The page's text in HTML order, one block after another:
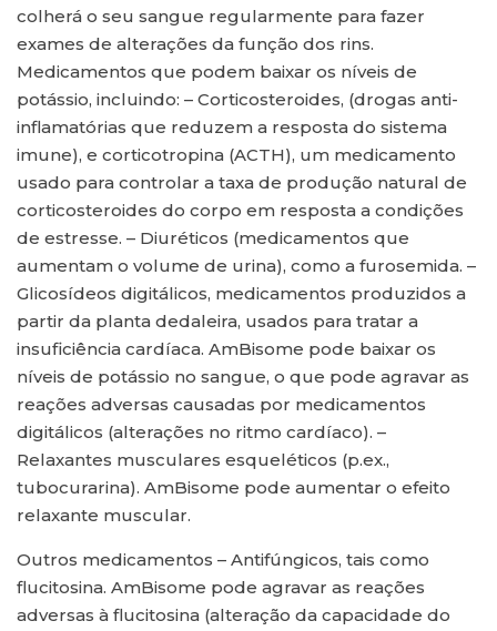
colherá o seu sangue regularmente para fazer
exames de alterações da função dos rins.
Medicamentos que podem baixar os níveis de
potássio, incluindo: – Corticosteroides, (drogas anti-
inflamatórias que reduzem a resposta do sistema
imune), e corticotropina (ACTH), um medicamento
usado para controlar a taxa de produção natural de
corticosteroides do corpo em resposta a condições
de estresse. – Diuréticos (medicamentos que
aumentam o volume de urina), como a furosemida. –
Glicosídeos digitálicos, medicamentos produzidos a
partir da planta dedaleira, usados para tratar a
insuficiência cardíaca. AmBisome pode baixar os
níveis de potássio no sangue, o que pode agravar as
reações adversas causadas por medicamentos
digitálicos (alterações no ritmo cardíaco). –
Relaxantes musculares esqueléticos (p.ex.,
tubocurarina). AmBisome pode aumentar o efeito
relaxante muscular.
Outros medicamentos – Antifúngicos, tais como
flucitosina. AmBisome pode agravar as reações
adversas à flucitosina (alteração da capacidade do